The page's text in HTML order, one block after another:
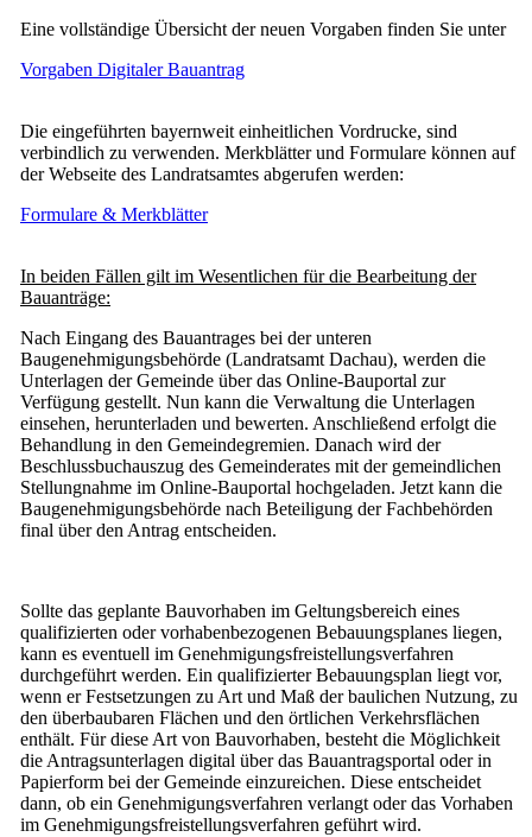
Eine vollständige Übersicht der neuen Vorgaben finden Sie unter
Vorgaben Digitaler Bauantrag
Die eingeführten bayernweit einheitlichen Vordrucke, sind
verbindlich zu verwenden. Merkblätter und Formulare können auf
der Webseite des Landratsamtes abgerufen werden:
Formulare & Merkblätter
In beiden Fällen gilt im Wesentlichen für die Bearbeitung der
Bauanträge:
Nach Eingang des Bauantrages bei der unteren
Baugenehmigungsbehörde (Landratsamt Dachau), werden die
Unterlagen der Gemeinde über das Online-Bauportal zur
Verfügung gestellt. Nun kann die Verwaltung die Unterlagen
einsehen, herunterladen und bewerten. Anschließend erfolgt die
Behandlung in den Gemeindegremien. Danach wird der
Beschlussbuchauszug des Gemeinderates mit der gemeindlichen
Stellungnahme im Online-Bauportal hochgeladen. Jetzt kann die
Baugenehmigungsbehörde nach Beteiligung der Fachbehörden
final über den Antrag entscheiden.
Sollte das geplante Bauvorhaben im Geltungsbereich eines
qualifizierten oder vorhabenbezogenen Bebauungsplanes liegen,
kann es eventuell im Genehmigungsfreistellungsverfahren
durchgeführt werden. Ein qualifizierter Bebauungsplan liegt vor,
wenn er Festsetzungen zu Art und Maß der baulichen Nutzung, zu
den überbaubaren Flächen und den örtlichen Verkehrsflächen
enthält. Für diese Art von Bauvorhaben, besteht die Möglichkeit
die Antragsunterlagen digital über das Bauantragsportal oder in
Papierform bei der Gemeinde einzureichen. Diese entscheidet
dann, ob ein Genehmigungsverfahren verlangt oder das Vorhaben
im Genehmigungsfreistellungsverfahren geführt wird.